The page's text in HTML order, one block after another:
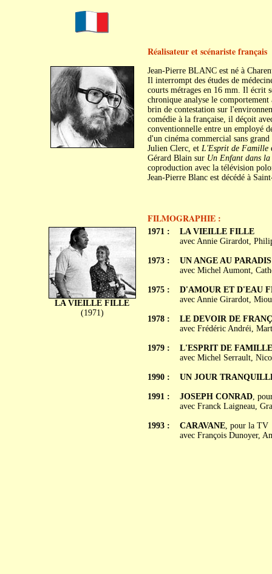
Réalisateur et scénariste français
Jean-Pierre BLANC est né à
Il interrompt des études de
courts métrages en 16 mm. Il écrit
chronique analyse le
brin de contestation sur
comédie à la française, il déçoit
conventionnelle entre un employé
d'un cinéma commercial sans
Julien Clerc, et L'Esprit de Famille
Gérard Blain sur Un Enfant dans la
coproduction avec la télévision
Jean-Pierre Blanc est décédé à
FILMOGRAPHIE :
LA VIEILLE FILLE
(1971)
1971 :
1973 :
1975 :
1978 :
1979 :
1990 :
1991 :
1993 :
LA VIEILLE FILLE
avec Annie Girardot,
UN ANGE AU PARADIS
avec Michel Aumont,
D'AMOUR ET D'EAU
avec Annie Girardot,
LE DEVOIR DE
avec Frédéric Andréi,
L'ESPRIT DE FAMILLE
avec Michel Serrault,
UN JOUR
JOSEPH CONRAD,
avec Franck Laigneau,
CARAVANE, pour la TV
avec François Dunoyer,